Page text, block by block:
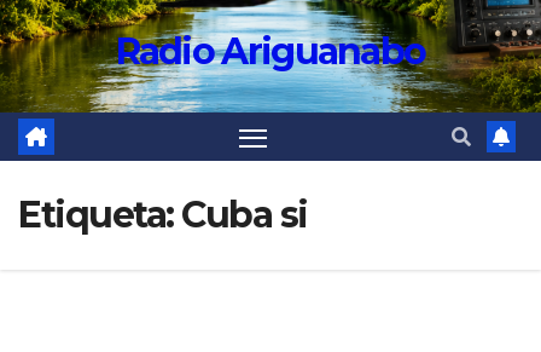
Radio Ariguanabo
Etiqueta:Cuba si